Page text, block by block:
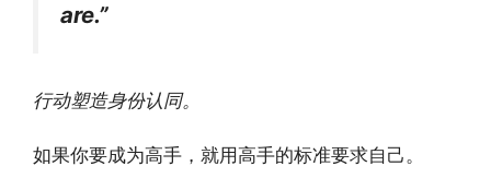
are.”
行动塑造身份认同。
如果你要成为高手，就用高手的标准要求自己。